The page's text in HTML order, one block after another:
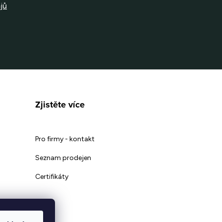
Zjistěte více
Pro firmy - kontakt
Seznam prodejen
Certifikáty